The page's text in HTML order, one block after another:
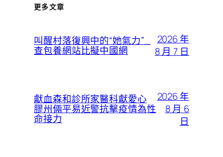
更多文章
叫醒村落復興中的“她氣力”_
查包養網站比擬中國網
2026 年
8 月 7 日
獻血森和診所家醫科獻愛心
膠州倆平易近警抗擊疫情為性
命接力
2026 年
8 月 6
日